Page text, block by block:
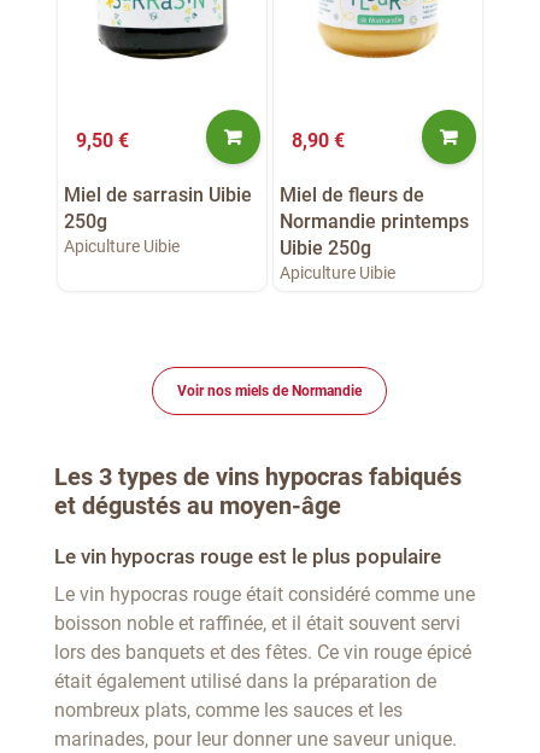
9,50 €
Miel de sarrasin Uibie
250g
Apiculture Uibie
8,90 €
Miel de fleurs de
Normandie printemps
Uibie 250g
Apiculture Uibie
Voir nos miels de Normandie
Les 3 types de vins hypocras fabiqués
et dégustés au moyen-âge
Le vin hypocras rouge est le plus populaire
Le vin hypocras rouge était considéré comme une
boisson noble et raffinée, et il était souvent servi
lors des banquets et des fêtes. Ce vin rouge épicé
était également utilisé dans la préparation de
nombreux plats, comme les sauces et les
marinades, pour leur donner une saveur unique.